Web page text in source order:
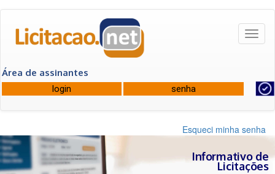
Área de assinantes
Esqueci minha senha
Informativo de
Licitações